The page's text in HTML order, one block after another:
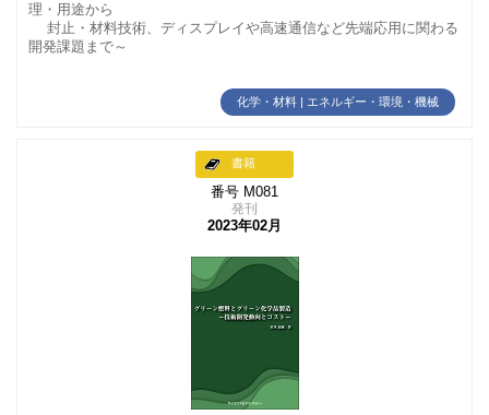
理・用途から
封止・材料技術、ディスプレイや高速通信など先端応用に関わる
開発課題まで～
化学・材料 | エネルギー・環境・機械
書籍
番号 M081
発刊
2023年02月